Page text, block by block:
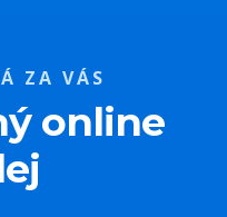
ZA VÁS
online